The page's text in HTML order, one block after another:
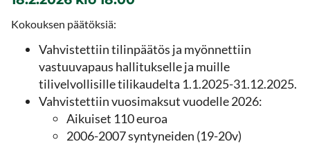
Kokouksen päätöksiä:
Vahvistettiin tilinpäätös ja myönnettiin
vastuuvapaus hallitukselle ja muille
tilivelvollisille tilikaudelta 1.1.2025-31.12.2025.
Vahvistettiin vuosimaksut vuodelle 2026:
Aikuiset 110 euroa
2006-2007 syntyneiden (19-20v)